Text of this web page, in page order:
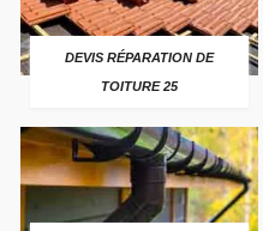
DEVIS RÉPARATION DE
TOITURE 25